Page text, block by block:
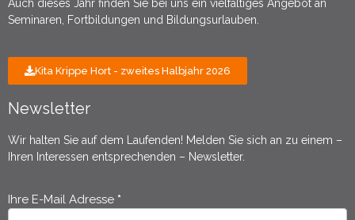
Auch dieses Jahr finden Sie bei uns ein vielfältiges Angebot an
Seminaren, Fortbildungen und Bildungsurlauben.
Kita Krippe Hort - zweites Halbjahr 2026
Newsletter
Wir halten Sie auf dem Laufenden! Melden Sie sich an zu einem –
Ihren Interessen entsprechenden – Newsletter.
Newsletter
Ihre E-Mail Adresse *